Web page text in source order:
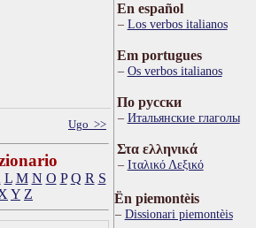
Ugo >>
L M N O P Q R S
Y Z
En español
Los verbos italianos
Em portugues
Os verbos italianos
По русски
Итальянские глаголы
Στα ελληνικά
Ιταλικό Λεξικό
Ën piemontèis
Dissionari piemontèis